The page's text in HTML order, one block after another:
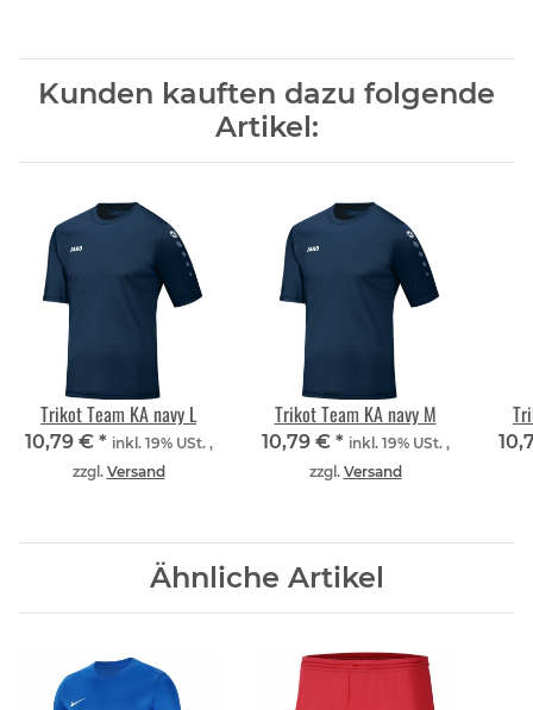
Kunden kauften dazu folgende
Artikel:
Trikot Team KA navy L
10,79 € * inkl. 19% USt. ,
zzgl. Versand
Trikot Team KA navy M
10,79 € * inkl. 19% USt. ,
zzgl. Versand
Ähnliche Artikel